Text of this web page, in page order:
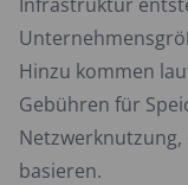
Hinzu kommen
Gebühren für
Netzwerknutzung,
basieren.